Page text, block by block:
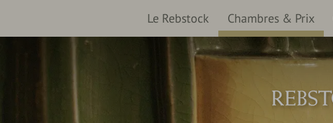
Le Rebstock Chambres & Prix